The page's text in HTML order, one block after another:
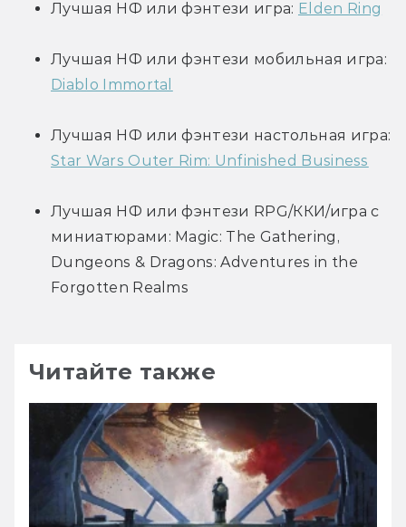
Лучшая НФ или фэнтези игра: Elden Ring
Diablo Immortal
Star Wars Outer Rim: Unfinished Business
Лучшая НФ или фэнтези RPG/ККИ/игра с
миниатюрами: Magic: The Gathering,
Dungeons & Dragons: Adventures in the
Forgotten Realms
Читайте также